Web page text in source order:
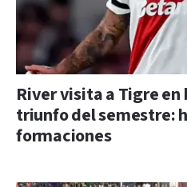
River visita a Tigre en
triunfo del semestre:
formaciones